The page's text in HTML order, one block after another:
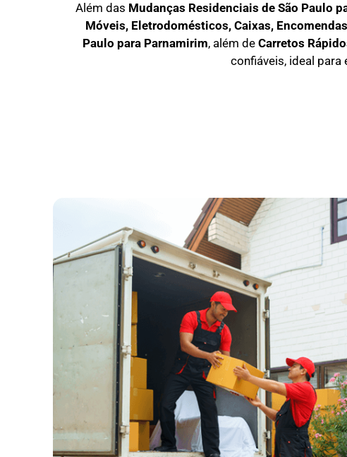
Além das Mudanças Residenciais de São Paulo
Móveis, Eletrodomésticos, Caixas,
Paulo para Parnamirim, além de Carretos
confiáveis, ideal para